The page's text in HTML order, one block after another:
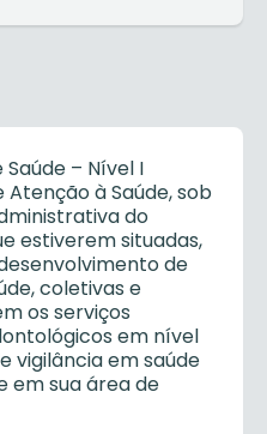
Saúde – Nível I
à Saúde, sob
do
estiverem situadas,
de
coletivas e
os serviços
em nível
vigilância em saúde
em sua área de